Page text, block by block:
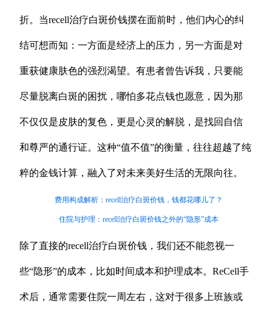
折。当recell治疗白斑价钱摆在面前时，他们内心的纠
结可想而知：一方面是经济上的压力，另一方面是对
重获健康肤色的强烈渴望。有患者曾告诉我，只要能
尽量脱离白斑的困扰，哪怕多花点钱也愿意，因为那
不仅仅是皮肤的复色，更是心灵的解脱，是找回自信
和尊严的通行证。这种“值不值”的衡量，往往超越了纯
粹的金钱计算，融入了对未来美好生活的无限向往。
费用构成解析：recell治疗白斑价钱，钱都花哪儿了？
住院与护理：recell治疗白斑价钱之外的“隐形”成本
除了直接的recell治疗白斑价钱，我们还不能忽视一
些“隐形”的成本，比如时间成本和护理成本。ReCell手
术后，通常需要住院一周左右，这对于很多上班族或